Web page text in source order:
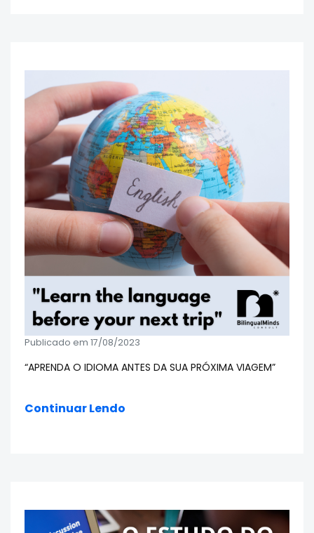
Publicado em 17/08/2023
“APRENDA O IDIOMA ANTES DA SUA PRÓXIMA VIAGEM”
Continuar Lendo